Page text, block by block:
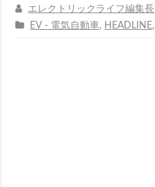
エレクトリックライフ編集長
EV - 電気自動車, HEADLINE,